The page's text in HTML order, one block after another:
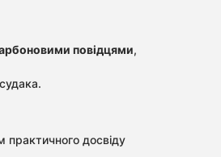
повідцями,
практичного досвіду